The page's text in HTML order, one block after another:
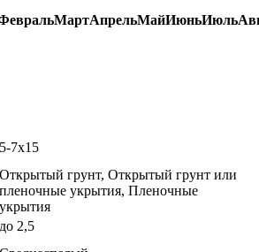
МартАпрельМайИюньИюль
5-7х15
Открытый грунт, Открытый грунт или
пленочные укрытия, Пленочные
укрытия
до 2,5